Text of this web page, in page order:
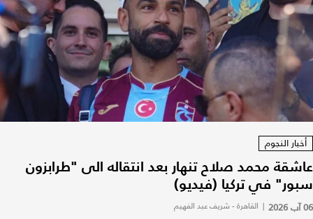
أخبار النجوم
عاشقة محمد صلاح تنهار بعد انتقاله الى "طرابزون
سبور" في تركيا (فيديو)
06 آب 2026 | القاهرة - شريف عبد الفهيم